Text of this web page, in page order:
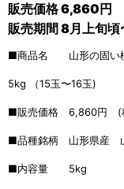
販売価格 6,860円
販売期間 8月上旬
■商品名 山形の固い桃
5kg （15玉〜16玉)
■販売価格 6,860円 (
■品種銘柄 山形県産
■内容量 5kg